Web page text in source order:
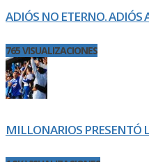
ADIÓS NO ETERNO. ADIÓS
765 VISUALIZACIONES
MILLONARIOS PRESENTÓ